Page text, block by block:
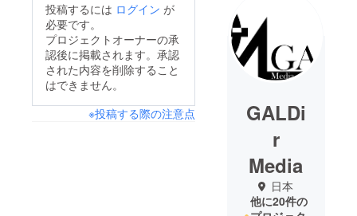
投稿するには ログイン が
必要です。
プロジェクトオーナーの承
認後に掲載されます。承認
された内容を削除すること
はできません。
※投稿する際の注意点
GALDi
r
Media
日本
他に20件の